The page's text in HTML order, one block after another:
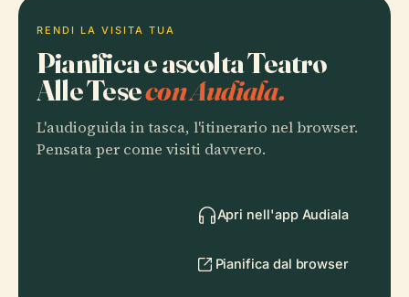
RENDI LA VISITA TUA
Pianifica e ascolta Teatro
Alle Tesecon Audiala.
L'audioguida in tasca, l'itinerario nel browser.
Pensata per come visiti davvero.
Apri nell'app Audiala
Pianifica dal browser